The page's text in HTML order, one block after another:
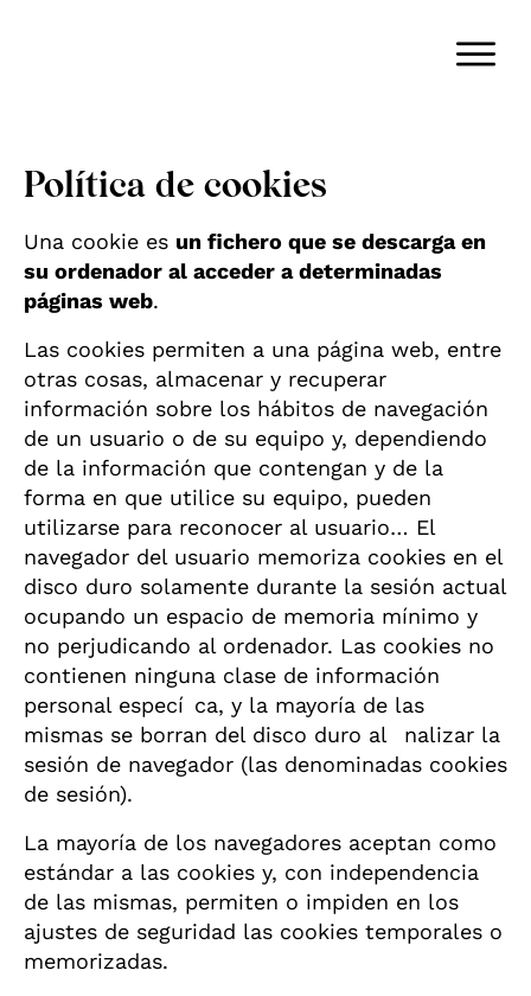
Política de cookies
Una cookie es un fichero que se descarga en
su ordenador al acceder a determinadas
páginas web.
Las cookies permiten a una página web, entre
otras cosas, almacenar y recuperar
información sobre los hábitos de navegación
de un usuario o de su equipo y, dependiendo
de la información que contengan y de la
forma en que utilice su equipo, pueden
utilizarse para reconocer al usuario… El
navegador del usuario memoriza cookies en el
disco duro solamente durante la sesión actual
ocupando un espacio de memoria mínimo y
no perjudicando al ordenador. Las cookies no
contienen ninguna clase de información
personal especí ca, y la mayoría de las
mismas se borran del disco duro al nalizar la
sesión de navegador (las denominadas cookies
de sesión).
La mayoría de los navegadores aceptan como
estándar a las cookies y, con independencia
de las mismas, permiten o impiden en los
ajustes de seguridad las cookies temporales o
memorizadas.